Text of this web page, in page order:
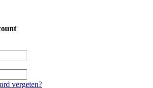
vergeten?